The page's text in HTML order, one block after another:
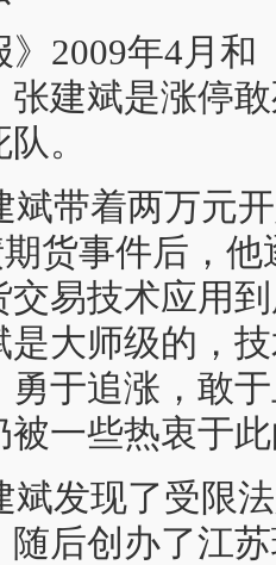
2009年4月和
张建斌是涨停
。
斌带着两万元
期货事件后，
易技术应用
大师级的，
勇于追涨，敢
一些热衷于
斌发现了受限
随后创办了江